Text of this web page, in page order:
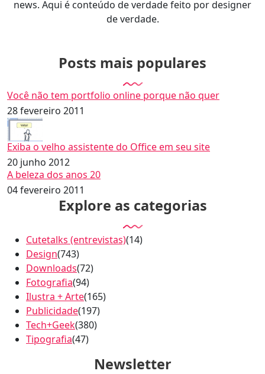
news. Aqui é conteúdo de verdade feito por designer
de verdade.
Posts mais populares
Você não tem portfolio online porque não quer
28 fevereiro 2011
Exiba o velho assistente do Office em seu site
20 junho 2012
A beleza dos anos 20
04 fevereiro 2011
Explore as categorias
Cutetalks (entrevistas)(14)
Design(743)
Downloads(72)
Fotografia(94)
Ilustra + Arte(165)
Publicidade(197)
Tech+Geek(380)
Tipografia(47)
Newsletter